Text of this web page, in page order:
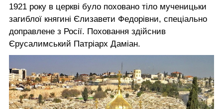
1921 року в церкві було поховано тіло мученицьки
загиблої княгині Єлизавети Федорівни, спеціально
доправлене з Росії. Поховання здійснив
Єрусалимський Патріарх Даміан.